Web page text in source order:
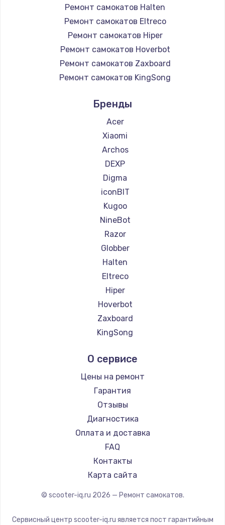
Ремонт самокатов Halten
Ремонт самокатов Eltreco
Ремонт самокатов Hiper
Ремонт самокатов Hoverbot
Ремонт самокатов Zaxboard
Ремонт самокатов KingSong
Ремонт самокатов Midway by Yamato
Ремонт самокатов Shorner
Ремонт самокатов Joyor
Ремонт самокатов Minimotors
Ремонт самокатов Bork
Ремонт самокатов Segway
Ремонт самокатов KIRIN
Бренды
Acer
Xiaomi
Archos
DEXP
Digma
iconBIT
Kugoo
NineBot
Razor
Globber
Halten
Eltreco
Hiper
Hoverbot
Zaxboard
KingSong
Midway by Yamato
Shorner
Joyor
Minimotors
Bork
Segway
KIRIN
О сервисе
Цены на ремонт
Гарантия
Отзывы
Диагностика
Оплата и доставка
FAQ
Контакты
Карта сайта
© scooter-iq.ru 2026 — Ремонт самокатов.
Сервисный центр scooter-iq.ru является пост гарантийным